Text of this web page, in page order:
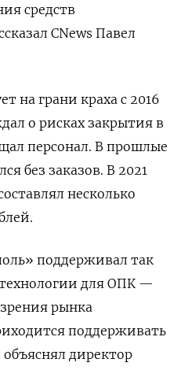
средств
CNews Павел
на грани краха с 2016
о рисках закрытия в
персонал. В прошлые
без заказов. В 2021
несколько
поддерживал так
для ОПК —
рынка
поддерживать
директор